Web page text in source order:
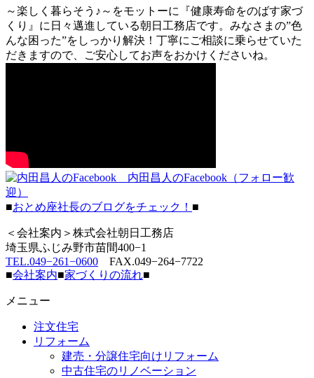
～楽しく暮らそう♪～をモットーに『健康寿命をのばす家づ
くり』に日々邁進している朝日工務店です。みなさまの”色
んな困った”をしっかり解決！丁寧にご相談に乗らせていた
だきますので、ご安心してお声をおかけくださいね。
内田昌人のFacebook（フォロー歓
迎）
■おとめ座社長のブログをチェック！ ■
＜会社案内＞株式会社朝日工務店
埼玉県ふじみ野市苗間400−1
TEL.049−261−0600 FAX.049−264−7722
■会社案内■家づくりの流れ■
メニュー
注文住宅
リフォーム
建売・分譲住宅向けリフォーム
中古住宅のリノベーション